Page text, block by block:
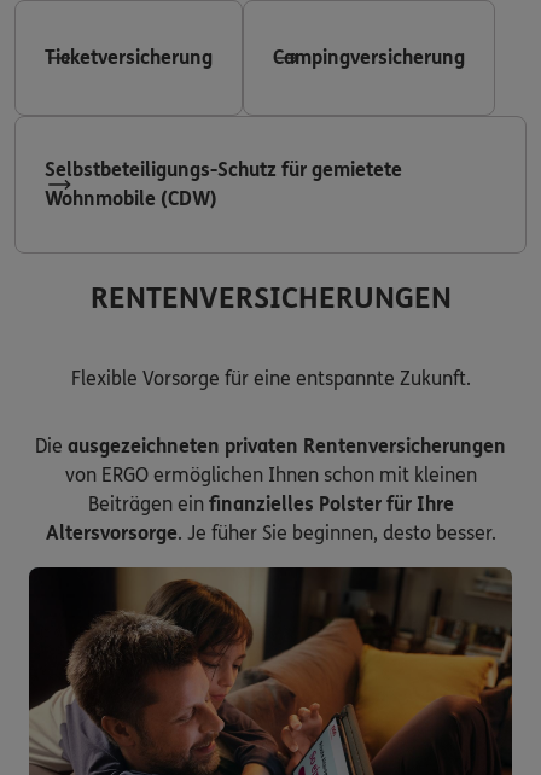
Ticketversicherung Campingversicherung
Selbstbeteiligungs-Schutz für gemietete
Wohnmobile (CDW)
RENTENVERSICHERUNGEN
Flexible Vorsorge für eine entspannte Zukunft.
Die ausgezeichneten privaten Rentenversicherungen
von ERGO ermöglichen Ihnen schon mit kleinen
Beiträgen ein finanzielles Polster für Ihre
Altersvorsorge. Je füher Sie beginnen, desto besser.